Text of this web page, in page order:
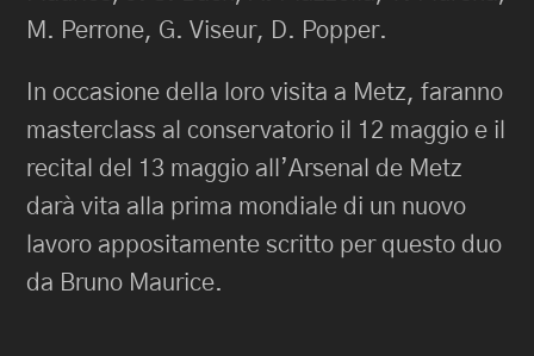
M. Perrone, G. Viseur, D. Popper.
In occasione della loro visita a Metz, faranno
masterclass al conservatorio il 12 maggio e il
recital del 13 maggio all’Arsenal de Metz
darà vita alla prima mondiale di un nuovo
lavoro appositamente scritto per questo duo
da Bruno Maurice.